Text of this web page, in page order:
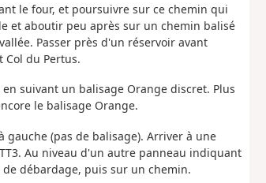
le four, et poursuivre sur ce chemin qui
et aboutir peu après sur un chemin balisé
Passer près d'un réservoir avant
du Pertus.
suivant un balisage Orange discret. Plus
le balisage Orange.
(pas de balisage). Arriver à une
Au niveau d'un autre panneau indiquant
débardage, puis sur un chemin.